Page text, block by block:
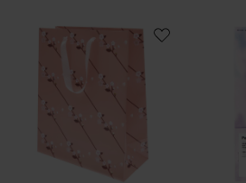
Paper Poetry Geschenktüte